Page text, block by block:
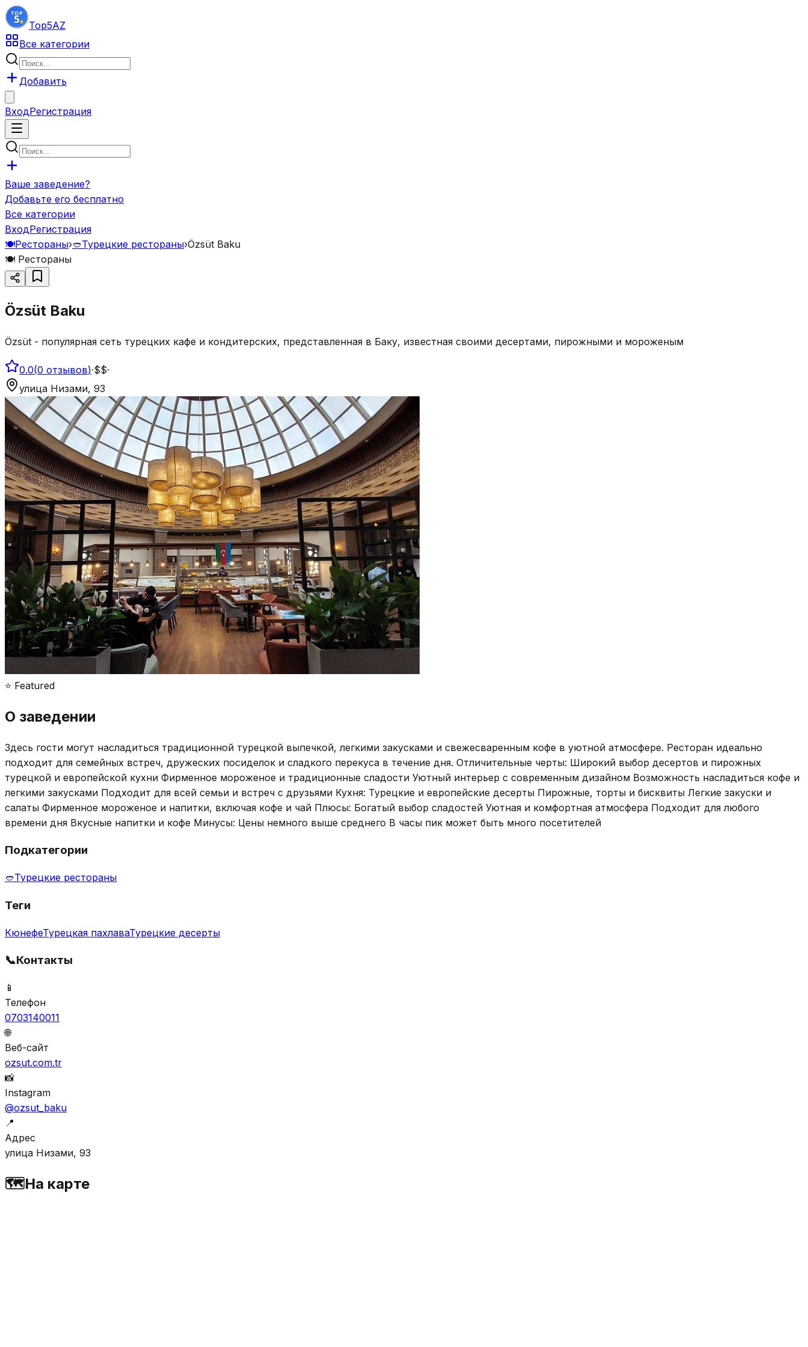
Top5AZ
Все категории
Добавить
ВходРегистрация
Ваше заведение?
Добавьте его бесплатно
Все категории
ВходРегистрация
🍽️Рестораны›🥙Турецкие рестораны›Özsüt Baku
🍽️ Рестораны
Özsüt Baku
Özsüt - популярная сеть турецких кафе и кондитерских, представленная в Баку, известная своими десертами, пирожными и мороженым
0.0(0 отзывов)·$$·
улица Низами, 93
⭐ Featured
О заведении
Здесь гости могут насладиться традиционной турецкой выпечкой, легкими закусками и свежесваренным кофе в уютной атмосфере. Ресторан идеально
подходит для семейных встреч, дружеских посиделок и сладкого перекуса в течение дня. Отличительные черты: Широкий выбор десертов и пирожных
турецкой и европейской кухни Фирменное мороженое и традиционные сладости Уютный интерьер с современным дизайном Возможность насладиться кофе и
легкими закусками Подходит для всей семьи и встреч с друзьями Кухня: Турецкие и европейские десерты Пирожные, торты и бисквиты Легкие закуски и
салаты Фирменное мороженое и напитки, включая кофе и чай Плюсы: Богатый выбор сладостей Уютная и комфортная атмосфера Подходит для любого
времени дня Вкусные напитки и кофе Минусы: Цены немного выше среднего В часы пик может быть много посетителей
Подкатегории
🥙Турецкие рестораны
Теги
КюнефеТурецкая пахлаваТурецкие десерты
📞Контакты
📱
Телефон
0703140011
🌐
Веб-сайт
ozsut.com.tr
📸
Instagram
@ozsut_baku
📍
Адрес
улица Низами, 93
🗺️На карте